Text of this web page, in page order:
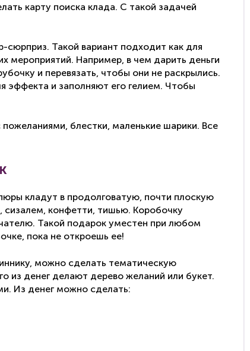
карту поиска клада. С такой задачей
сюрприз. Такой вариант подходит как для
мероприятий. Например, в чем дарить деньги
и перевязать, чтобы они не раскрылись.
эффекта и заполняют его гелием. Чтобы
блестки, маленькие шарики. Все
кладут в продолговатую, почти плоскую
конфетти, тишью. Коробочку
Такой подарок уместен при любом
пока не откроешь ее!
можно сделать тематическую
из денег делают дерево желаний или букет.
Из денег можно сделать: